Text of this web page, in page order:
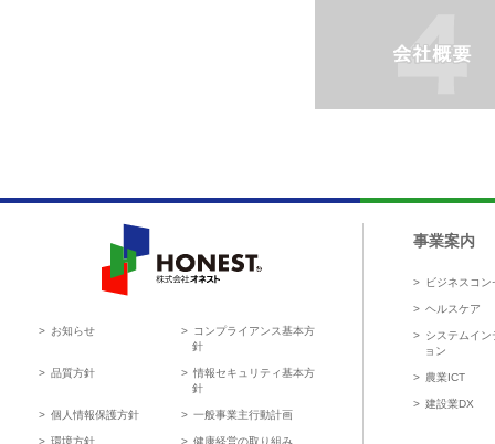
お知らせ
コンプライアンス基本方
針
品質方針
情報セキュリティ基本方
針
個人情報保護方針 一般事業主行動計画
環境方針 健康経営の取り組み
事業案内
ビジネスコン
ヘルスケア
システムイン
ョン
農業ICT
建設業DX